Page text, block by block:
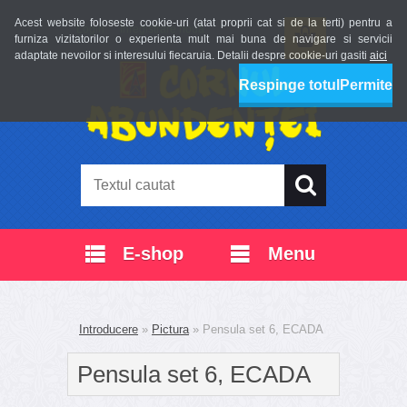
Acest website foloseste cookie-uri (atat proprii cat si de la terti) pentru a
furniza vizitatorilor o experienta mult mai buna de navigare si servicii
adaptate nevoilor si interesului fiecaruia. Detalii despre cookie-uri gasiti aici
Respinge totul Permite
Login Înregistrare nouă
E-shop Menu
Introducere » Pictura » Pensula set 6, ECADA
Pensula set 6, ECADA